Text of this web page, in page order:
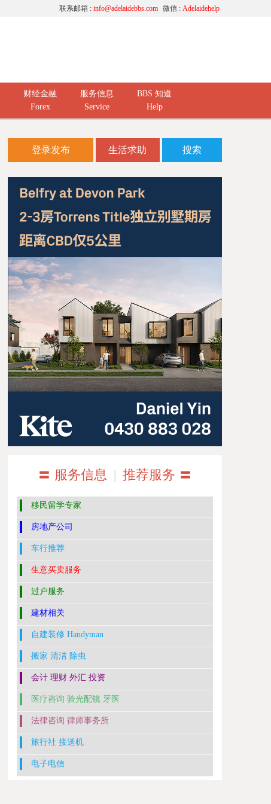
微信 : Adelaidehelp
联系邮箱 : info@adelaidebbs.com
财经金融
Forex
服务信息
Service
BBS 知道
Help
登录发布 生活求助 搜索
〓 服务信息 | 推荐服务 〓
移民留学专家
房地产公司
车行推荐
生意买卖服务
过户服务
建材相关
自建装修 Handyman
搬家 清洁 除虫
会计 理财 外汇 投资
医疗咨询 验光配镜 牙医
法律咨询 律师事务所
旅行社 接送机
电子电信